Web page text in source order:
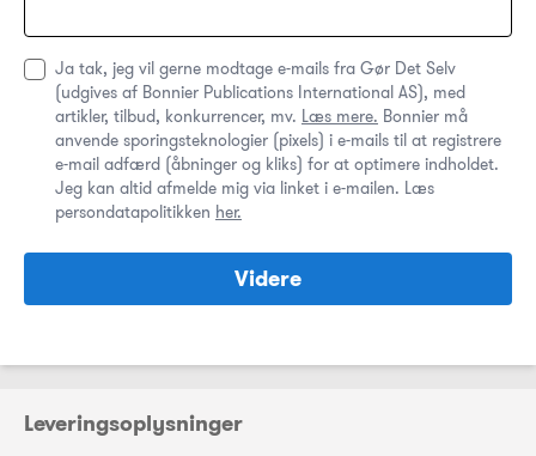
Ja tak, jeg vil gerne modtage e-mails fra Gør Det Selv
(udgives af Bonnier Publications International AS), med
artikler, tilbud, konkurrencer, mv. Læs mere. Bonnier må
anvende sporingsteknologier (pixels) i e-mails til at registrere
e-mail adfærd (åbninger og kliks) for at optimere indholdet.
Jeg kan altid afmelde mig via linket i e-mailen. Læs
persondatapolitikken her.
Videre
Leveringsoplysninger